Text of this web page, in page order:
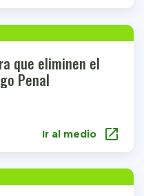
que eliminen el
Penal
Ir al medio open_in_new